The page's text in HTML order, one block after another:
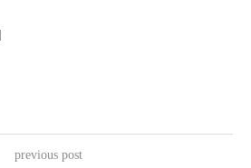
previous post